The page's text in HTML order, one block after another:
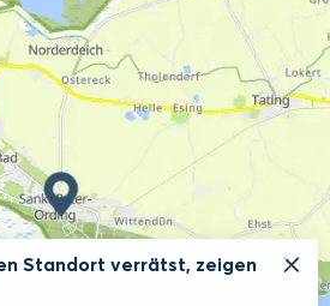
Standort verrätst, zeigen